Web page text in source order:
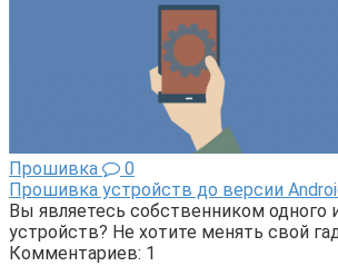
Прошивка
0
Прошивка устройств до версии
Вы являетесь собственником одного
устройств? Не хотите менять свой
Комментариев: 1